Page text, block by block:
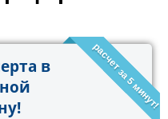
расчет за 5 минут!
в